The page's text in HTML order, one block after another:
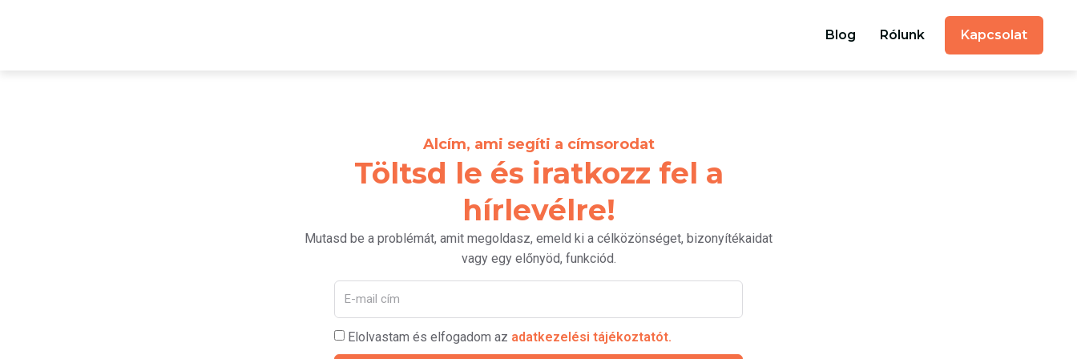
Blog Rólunk Kapcsolat
Alcím, ami segíti a címsorodat
Töltsd le és iratkozz fel a
hírlevélre!
Mutasd be a problémát, amit megoldasz, emeld ki a célközönséget, bizonyítékaidat
vagy egy előnyöd, funkciód.
Elolvastam és elfogadom az adatkezelési tájékoztatót.